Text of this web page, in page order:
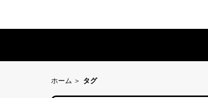
ホーム タグ